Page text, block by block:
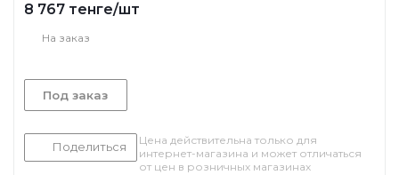
8 767 тенге/шт
На заказ
Под заказ
Поделиться
Цена действительна только для
интернет-магазина и может отличаться
от цен в розничных магазинах